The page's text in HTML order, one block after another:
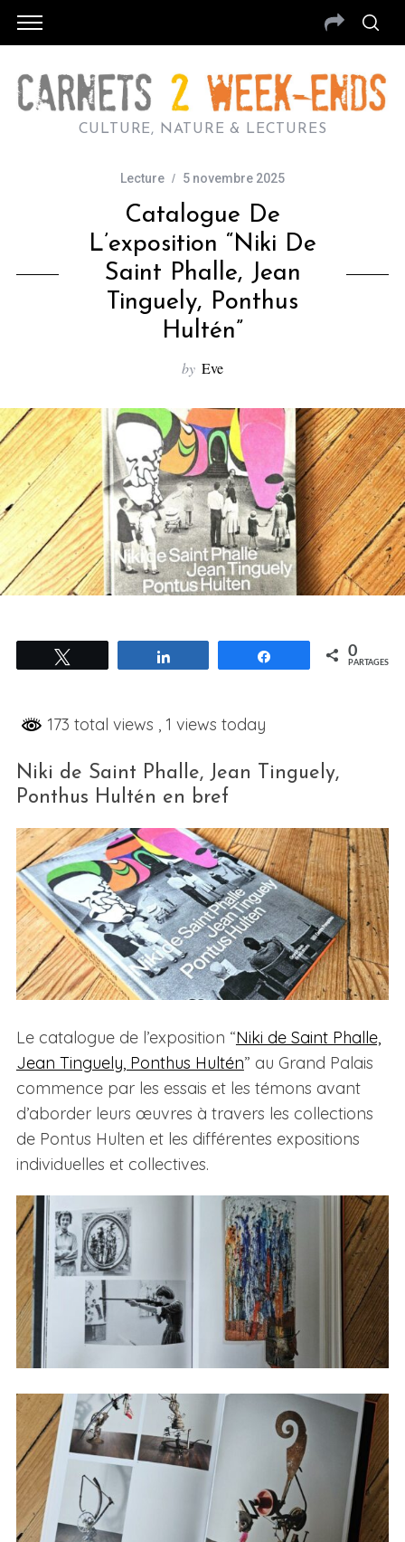
CULTURE, NATURE & LECTURES
Lecture 5 novembre 2025
Catalogue De
L’exposition “Niki De
Saint Phalle, Jean
Tinguely, Ponthus
Hultén”
by Eve
Partagez 0
PARTAGES
173 total views , 1 views today
Niki de Saint Phalle, Jean Tinguely,
Ponthus Hultén en bref
Le catalogue de l’exposition “Niki de Saint Phalle,
Jean Tinguely, Ponthus Hultén” au Grand Palais
commence par les essais et les témons avant
d’aborder leurs œuvres à travers les collections
de Pontus Hulten et les différentes expositions
individuelles et collectives.